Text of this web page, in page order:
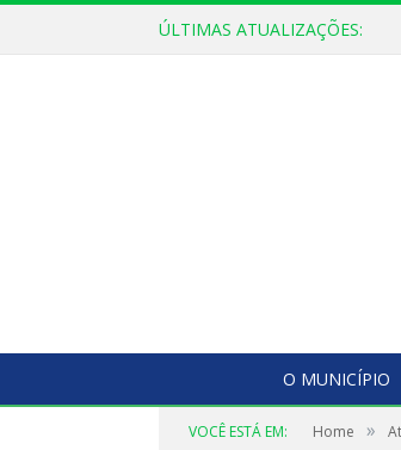
ÚLTIMAS ATUALIZAÇÕES:
O MUNICÍPIO
VOCÊ ESTÁ EM: Home »